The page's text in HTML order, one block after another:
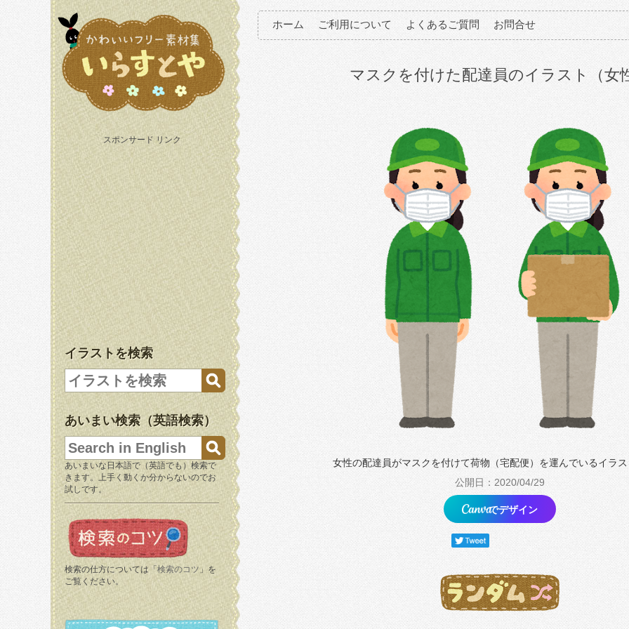
スポンサード リンク
イラストを検索
あいまい検索（英語検索）
あいまいな日本語で（英語でも）検索で
きます。上手く動くか分からないのでお
試しです。
検索の仕方については「 検索のコツ 」を
ご覧ください。
ホーム ご利用について よくあるご質問 お問合せ
マスクを付けた配達員のイラスト（女
女性の配達員がマスクを付けて荷物（宅配便）を運んでいるイラ
公開日：2020/04/29
でデザイン